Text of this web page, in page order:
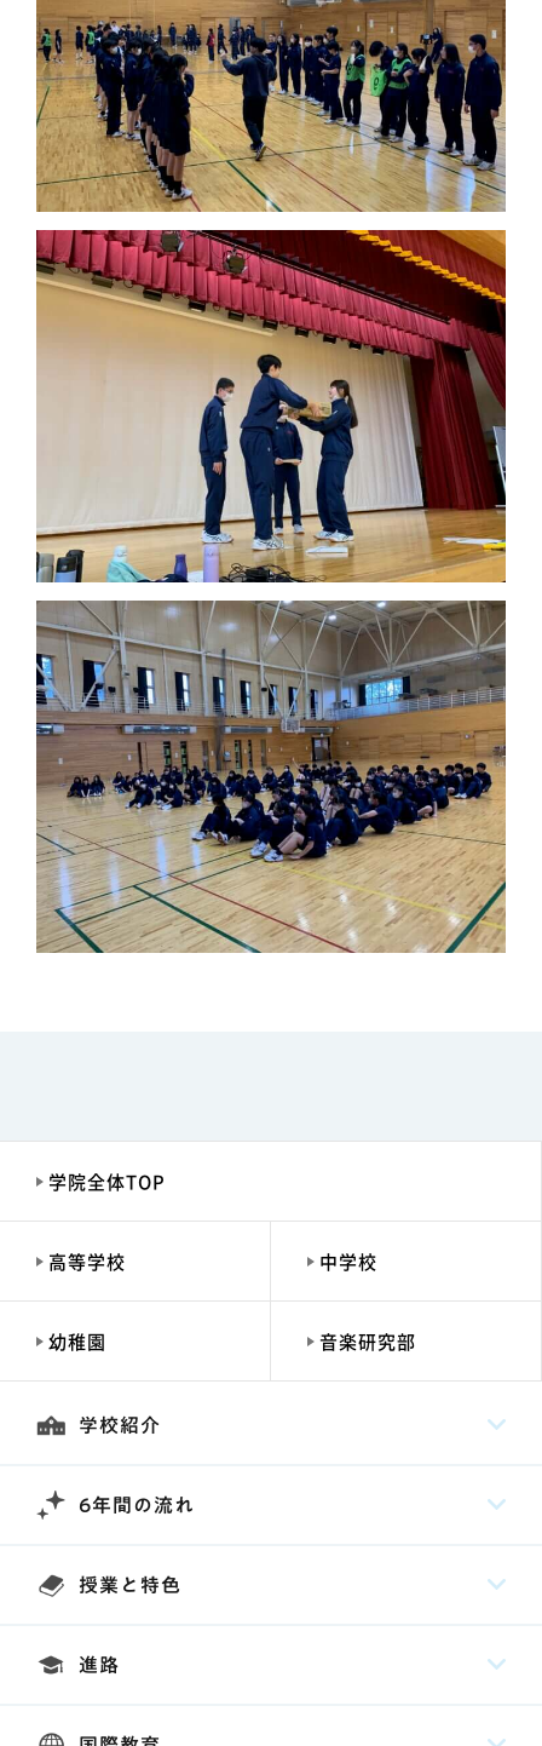
学院全体TOP
高等学校 中学校
幼稚園 音楽研究部
学校紹介
6年間の流れ
授業と特色
進路